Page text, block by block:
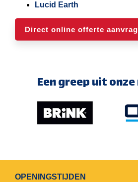
Lucid Earth
Direct online offerte
Een greep uit
OPENINGSTIJDEN